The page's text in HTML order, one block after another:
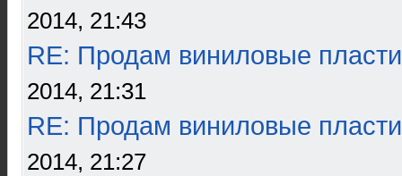
2014, 21:43
RE: Продам виниловые
2014, 21:31
RE: Продам виниловые
2014, 21:27